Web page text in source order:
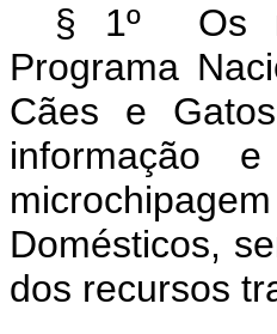
§ 1º Os
Programa
Cães e
informação
Domésticos,
dos recursos